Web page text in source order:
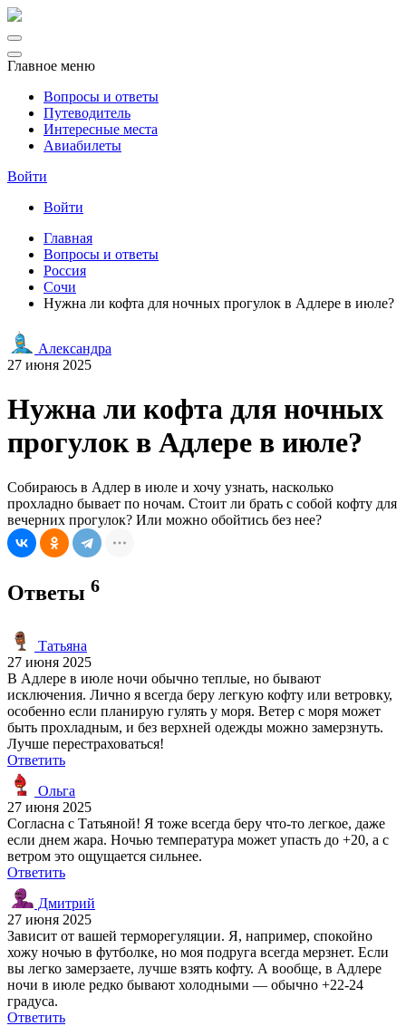
Главное меню
Вопросы и ответы
Путеводитель
Интересные места
Авиабилеты
Войти
Войти
Главная
Вопросы и ответы
Россия
Сочи
Нужна ли кофта для ночных прогулок в Адлере в июле?
Александра
27 июня 2025
Нужна ли кофта для ночных
прогулок в Адлере в июле?
Собираюсь в Адлер в июле и хочу узнать, насколько
прохладно бывает по ночам. Стоит ли брать с собой кофту для
вечерних прогулок? Или можно обойтись без нее?
Ответы 6
Татьяна
27 июня 2025
В Адлере в июле ночи обычно теплые, но бывают
исключения. Лично я всегда беру легкую кофту или ветровку,
особенно если планирую гулять у моря. Ветер с моря может
быть прохладным, и без верхней одежды можно замерзнуть.
Лучше перестраховаться!
Ответить
Ольга
27 июня 2025
Согласна с Татьяной! Я тоже всегда беру что-то легкое, даже
если днем жара. Ночью температура может упасть до +20, а с
ветром это ощущается сильнее.
Ответить
Дмитрий
27 июня 2025
Зависит от вашей терморегуляции. Я, например, спокойно
хожу ночью в футболке, но моя подруга всегда мерзнет. Если
вы легко замерзаете, лучше взять кофту. А вообще, в Адлере
ночи в июле редко бывают холодными — обычно +22-24
градуса.
Ответить